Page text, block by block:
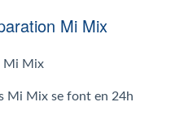
Mi Mix
Mi Mix
Mi Mix se font en 24h